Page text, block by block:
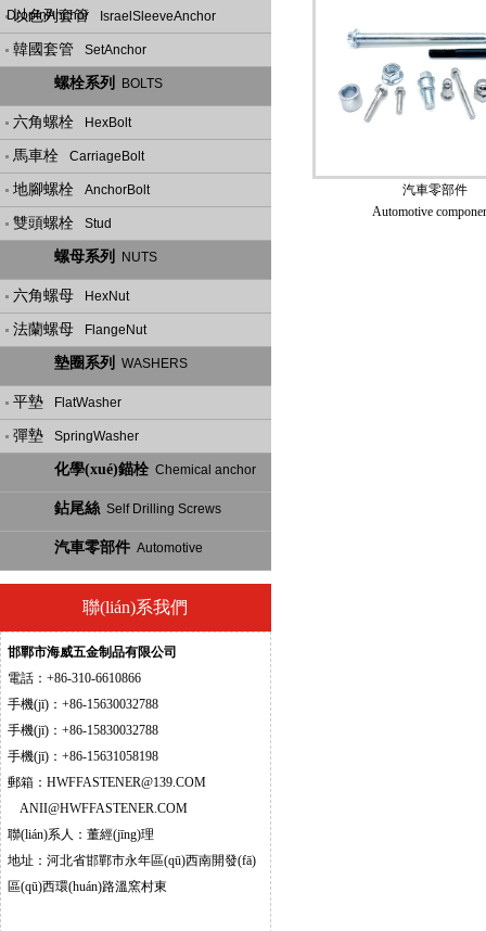
DropInAnchor
以色列套管 IsraelSleeveAnchor
韓國套管 SetAnchor
螺栓系列 BOLTS
六角螺栓 HexBolt
馬車栓 CarriageBolt
地腳螺栓 AnchorBolt
雙頭螺栓 Stud
螺母系列 NUTS
六角螺母 HexNut
法蘭螺母 FlangeNut
墊圈系列 WASHERS
平墊 FlatWasher
彈墊 SpringWasher
化學(xué)錨栓 Chemical anchor
鉆尾絲 Self Drilling Screws
汽車零部件 Automotive
聯(lián)系我們
邯鄲市海威五金制品有限公司
電話：+86-310-6610866
手機(jī)：+86-15630032788
手機(jī)： +86-15830032788
手機(jī)： +86-15631058198
郵箱： HWFFASTENER@139.COM
ANII@HWFFASTENER.COM
聯(lián)系人：董經(jīng)理
地址：河北省邯鄲市永年區(qū)西南開發(fā)
區(qū)西環(huán)路溫窯村東
汽車零部件
Automotive